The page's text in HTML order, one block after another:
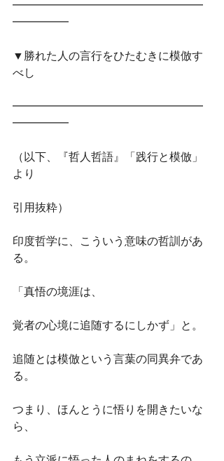
━━━━━━━━━━━━━━━━━
━━━━━
▼勝れた人の言行をひたむきに模倣す
べし
━━━━━━━━━━━━━━━━━
━━━━━
（以下、『哲人哲語』「践行と模倣」
より
引用抜粋）
印度哲学に、こういう意味の哲訓があ
る。
「真悟の境涯は、
覚者の心境に追随するにしかず」と。
追随とは模倣という言葉の同異弁であ
る。
つまり、ほんとうに悟りを開きたいな
ら、